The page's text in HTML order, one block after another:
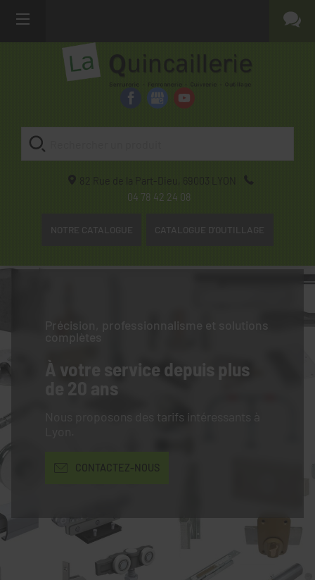
82 Rue de la Part-Dieu, 69003
LYON
04 78 42 24 08
NOTRE CATALOGUE CATALOGUE D'OUTILLAGE
Précision, professionnalisme et solutions
complètes
À votre service depuis plus
de 20 ans
Nous proposons des tarifs intéressants à
CONTACTEZ-NOUS